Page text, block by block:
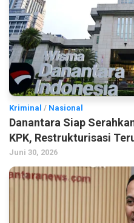
Kriminal / Nasional
Danantara Siap
KPK, Restrukturisasi
Juni 30, 2026